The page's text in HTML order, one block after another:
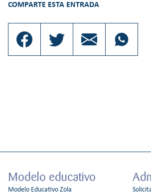
COMPARTE ESTA ENTRADA
Modelo educativo
Modelo Educativo Zola